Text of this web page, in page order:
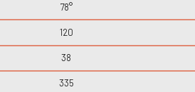
78°
120
38
335